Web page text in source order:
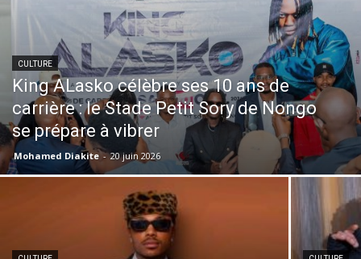
CULTURE
King ALasko célèbre ses 10 ans de
carrière : le Stade Petit Sory de Nongo
se prépare à vibrer
Mohamed Diakite - 20 juin 2026